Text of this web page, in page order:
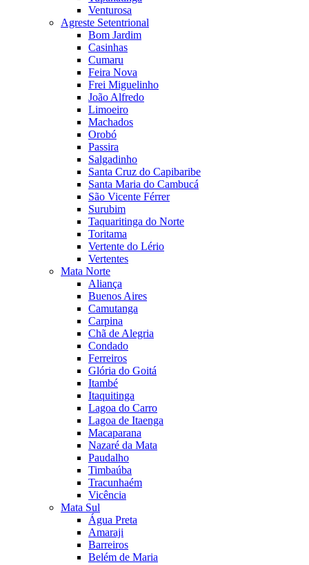
Venturosa
Agreste Setentrional
Bom Jardim
Casinhas
Cumaru
Feira Nova
Frei Miguelinho
João Alfredo
Limoeiro
Machados
Orobó
Passira
Salgadinho
Santa Cruz do Capibaribe
Santa Maria do Cambucá
São Vicente Férrer
Surubim
Taquaritinga do Norte
Toritama
Vertente do Lério
Vertentes
Mata Norte
Aliança
Buenos Aires
Camutanga
Carpina
Chã de Alegria
Condado
Ferreiros
Glória do Goitá
Itambé
Itaquitinga
Lagoa do Carro
Lagoa de Itaenga
Macaparana
Nazaré da Mata
Paudalho
Timbaúba
Tracunhaém
Vicência
Mata Sul
Água Preta
Amaraji
Barreiros
Belém de Maria